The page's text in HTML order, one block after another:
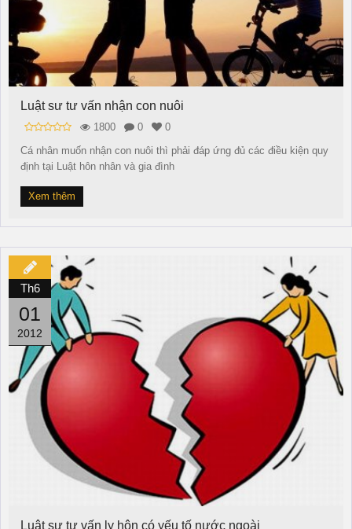
Luật sư tư vấn nhận con nuôi
1800 0
0
Cá nhân muốn nhận con nuôi thì phải đáp ứng đủ các điều kiện quy
định tại Luật hôn nhân và gia đình
Xem thêm
Th6
01
2012
Luật sư tư vấn ly hôn có yếu tố nước ngoài